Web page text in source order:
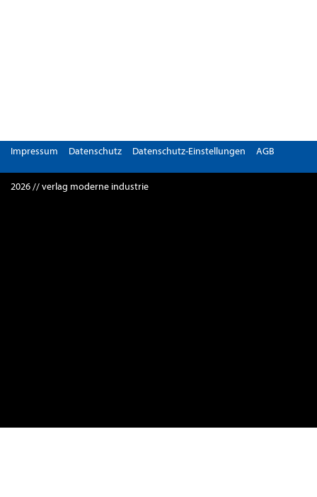
Impressum Datenschutz Datenschutz-Einstellungen AGB
2026 // verlag moderne industrie